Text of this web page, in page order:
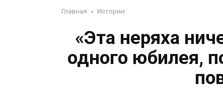
Главная » Истории
«Эта неряха
одного юбилея,